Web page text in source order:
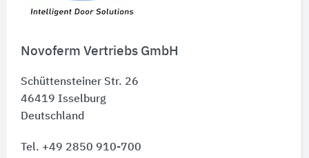
Novoferm Vertriebs GmbH
Schüttensteiner Str. 26
46419 Isselburg
Deutschland
Tel. +49 2850 910-700